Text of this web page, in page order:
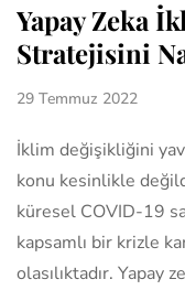
Yapay Zeka
Stratejisini
29 Temmuz 2022
İklim değişikliğini
konu kesinlikle
küresel COVID-19
kapsamlı bir krizle
olasılıktadır. Yapay